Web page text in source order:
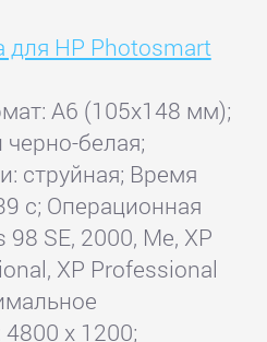
для HP Photosmart
A6 (105x148 мм);
черно-белая;
струйная; Время
с; Операционная
SE, 2000, Me, XP
XP Professional
x 1200;